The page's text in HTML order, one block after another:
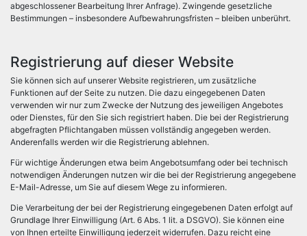
abgeschlossener Bearbeitung Ihrer Anfrage). Zwingende gesetzliche
Bestimmungen – insbesondere Aufbewahrungsfristen – bleiben unberührt.
Registrierung auf dieser Website
Sie können sich auf unserer Website registrieren, um zusätzliche
Funktionen auf der Seite zu nutzen. Die dazu eingegebenen Daten
verwenden wir nur zum Zwecke der Nutzung des jeweiligen Angebotes
oder Dienstes, für den Sie sich registriert haben. Die bei der Registrierung
abgefragten Pflichtangaben müssen vollständig angegeben werden.
Anderenfalls werden wir die Registrierung ablehnen.
Für wichtige Änderungen etwa beim Angebotsumfang oder bei technisch
notwendigen Änderungen nutzen wir die bei der Registrierung angegebene
E-Mail-Adresse, um Sie auf diesem Wege zu informieren.
Die Verarbeitung der bei der Registrierung eingegebenen Daten erfolgt auf
Grundlage Ihrer Einwilligung (Art. 6 Abs. 1 lit. a DSGVO). Sie können eine
von Ihnen erteilte Einwilligung jederzeit widerrufen. Dazu reicht eine